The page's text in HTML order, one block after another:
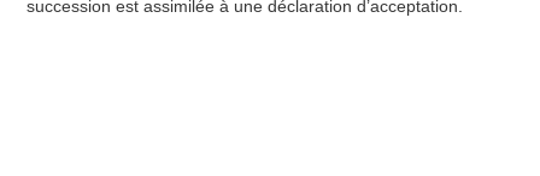
succession est assimilée à une déclaration d’acceptation.